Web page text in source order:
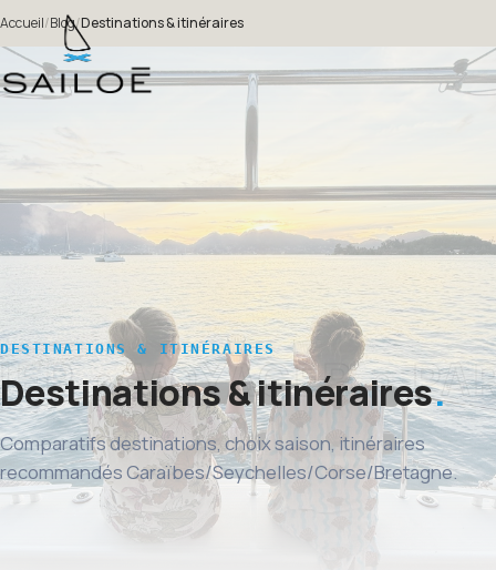
Accueil/Blog/Destinations & itinéraires
DESTINATIONS & ITINÉRAIRES
Destinations & itinéraires
Comparatifs destinations, choix saison, itinéraires
recommandés Caraïbes/Seychelles/Corse/Bretagne.